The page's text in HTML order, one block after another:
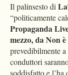
Il palinsesto di
“politicamente
Propaganda
mezzo, da Non
prevedibilmente
conduttori